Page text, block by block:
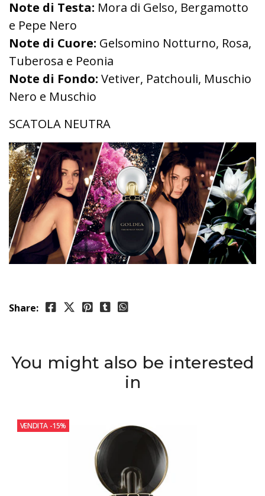
Note di Testa: Mora di Gelso, Bergamotto
e Pepe Nero
Note di Cuore: Gelsomino Notturno, Rosa,
Tuberosa e Peonia
Note di Fondo: Vetiver, Patchouli, Muschio
Nero e Muschio
SCATOLA NEUTRA
Share:
You might also be interested
in
VENDITA -15%